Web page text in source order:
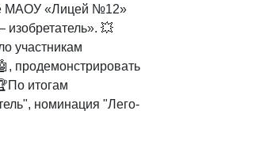
МАОУ «Лицей №12»
изобретатель». 💥
участникам
продемонстрировать
итогам
номинация "Лего-